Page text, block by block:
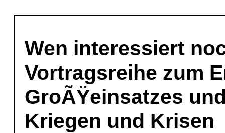
Wen interessiert
Vortragsreihe zum
GroÃŸeinsatzes
Kriegen und Krisen